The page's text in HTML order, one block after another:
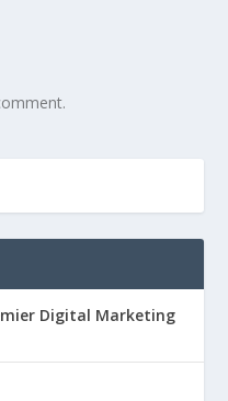
Digital Marketing